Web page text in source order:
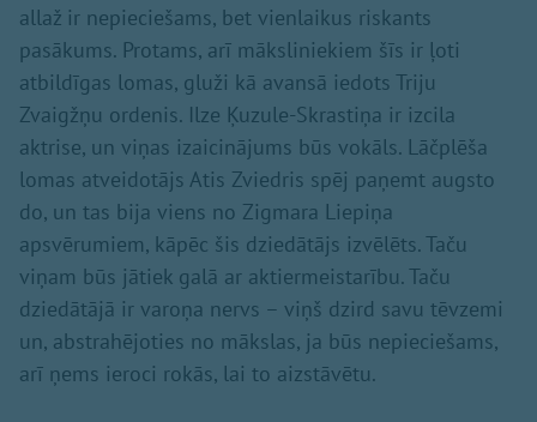
allaž ir nepieciešams, bet vienlaikus riskants
pasākums. Protams, arī māksliniekiem šīs ir ļoti
atbildīgas lomas, gluži kā avansā iedots Triju
Zvaigžņu ordenis. Ilze Ķuzule-Skrastiņa ir izcila
aktrise, un viņas izaicinājums būs vokāls. Lāčplēša
lomas atveidotājs Atis Zviedris spēj paņemt augsto
do, un tas bija viens no Zigmara Liepiņa
apsvērumiem, kāpēc šis dziedātājs izvēlēts. Taču
viņam būs jātiek galā ar aktiermeistarību. Taču
dziedātājā ir varoņa nervs – viņš dzird savu tēvzemi
un, abstrahējoties no mākslas, ja būs nepieciešams,
arī ņems ieroci rokās, lai to aizstāvētu.